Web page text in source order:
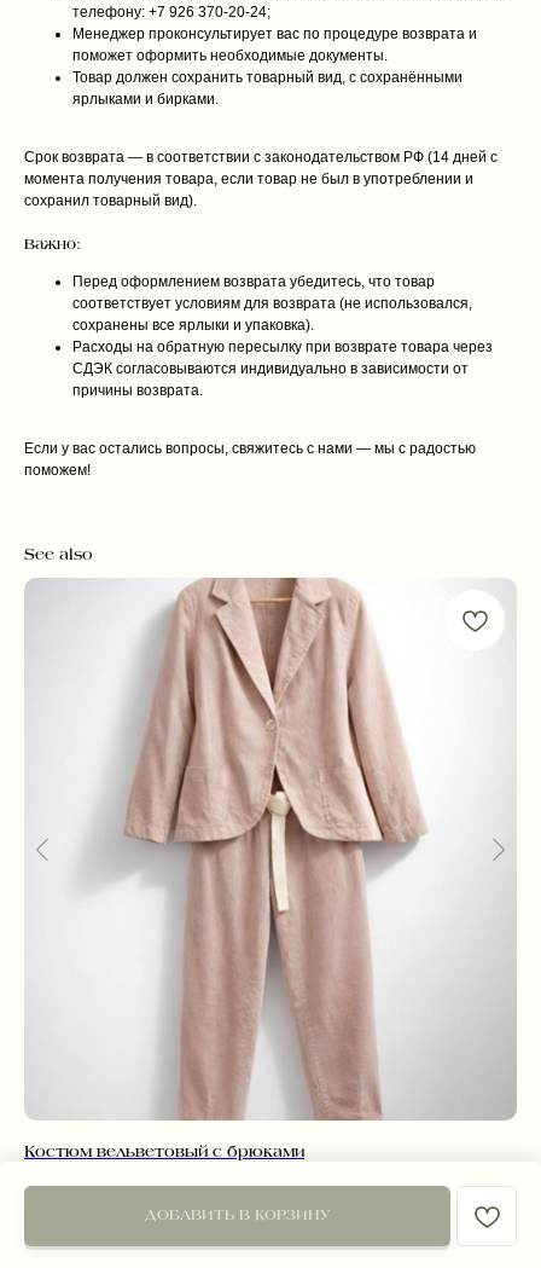
ДОБАВИТЬ В КОРЗИНУ
телефону: +7 926 370‑20‑24;
Менеджер проконсультирует вас по процедуре возврата и
поможет оформить необходимые документы.
Товар должен сохранить товарный вид, с сохранёнными
ярлыками и бирками.
Срок возврата — в соответствии с законодательством РФ (14 дней с
момента получения товара, если товар не был в употреблении и
сохранил товарный вид).
Важно:
Перед оформлением возврата убедитесь, что товар
соответствует условиям для возврата (не использовался,
сохранены все ярлыки и упаковка).
Расходы на обратную пересылку при возврате товара через
СДЭК согласовываются индивидуально в зависимости от
причины возврата.
Если у вас остались вопросы, свяжитесь с нами — мы с радостью
поможем!
See also
Костюм вельветовый с брюками
14 900 р.